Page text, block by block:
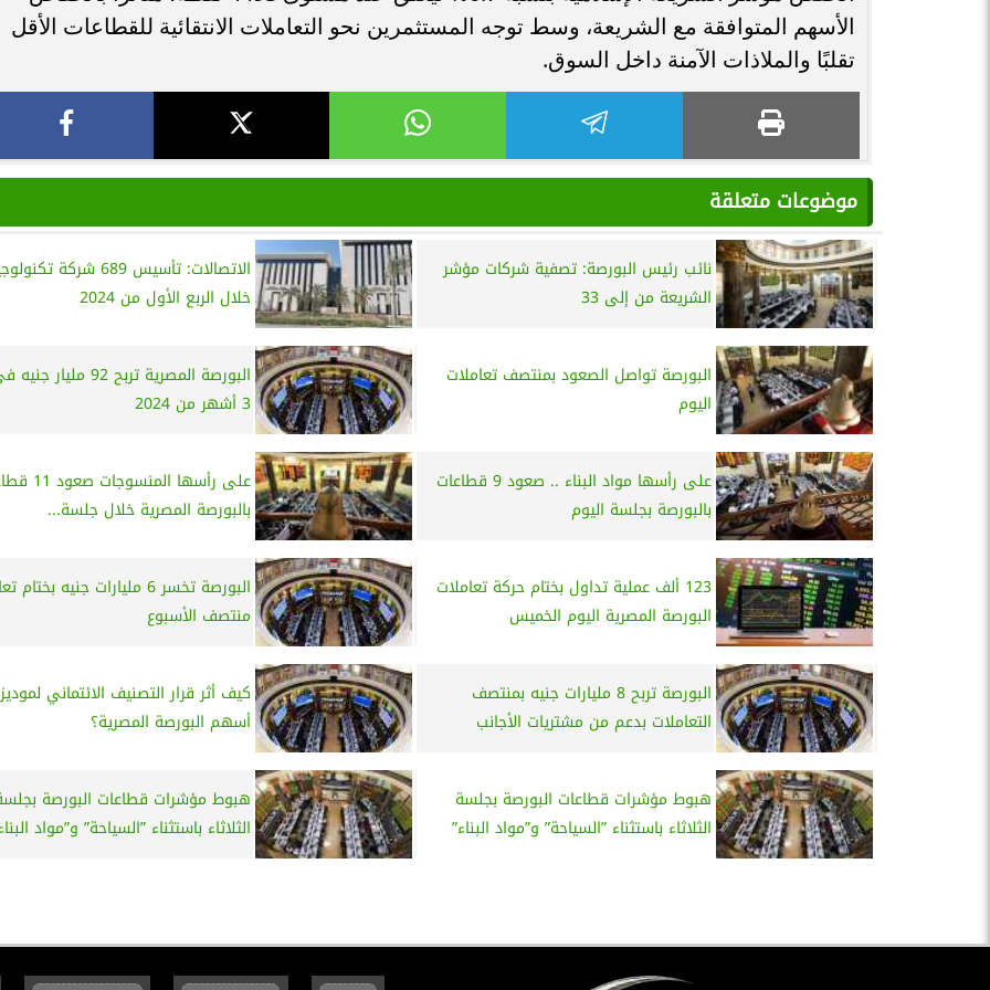
الأسهم المتوافقة مع الشريعة، وسط توجه المستثمرين نحو التعاملات الانتقائية للقطاعات الأقل
تقلبًا والملاذات الآمنة داخل السوق.
موضوعات متعلقة
نائب رئيس البورصة: تصفية شركات مؤشر
الشريعة من إلى 33
الاتصالات: تأسيس 689 شركة
خلال الربع الأول من 2024
البورصة تواصل الصعود بمنتصف تعاملات
اليوم
البورصة المصرية تربح 92
3 أشهر من 2024
على رأسها مواد البناء .. صعود 9 قطاعات
بالبورصة بجلسة اليوم
على رأسها
بالبورصة المصرية خلال جلسة...
123 ألف عملية تداول بختام حركة تعاملات
البورصة المصرية اليوم الخميس
البورصة تخسر 6 مليارات جنيه
منتصف الأسبوع
البورصة تربح 8 مليارات جنيه بمنتصف
التعاملات بدعم من مشتريات الأجانب
كيف أثر قرار التصنيف الائتماني
أسهم البورصة المصرية؟
هبوط مؤشرات قطاعات البورصة بجلسة
الثلاثاء باستثناء ”السياحة” و”مواد البناء”
هبوط مؤشرات قطاعات البورصة
الثلاثاء باستثناء ”السياحة” و”مواد